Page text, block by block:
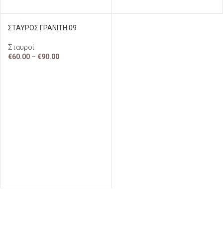
ΣΤΑΥΡΟΣ ΓΡΑΝΙΤΗ 09
Σταυροί
€60.00 – €90.00